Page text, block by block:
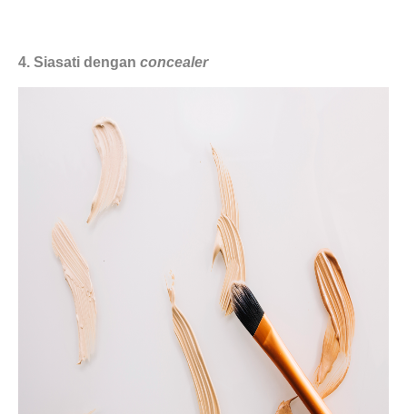
4. Siasati dengan concealer